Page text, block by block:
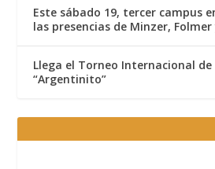
Este sábado 19, tercer campus
las presencias de Minzer,
Llega el Torneo Internacional
“Argentinito”